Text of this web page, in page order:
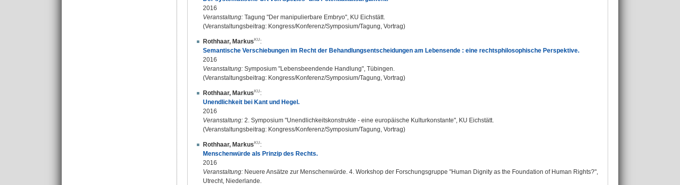
2016
Veranstaltung: Tagung "Der manipulierbare Embryo", KU Eichstätt.
(Veranstaltungsbeitrag: Kongress/Konferenz/Symposium/Tagung, Vortrag)
Rothhaar, Markus
:
Semantische Verschiebungen im Recht der Behandlungsentscheidungen am Lebensende : eine rechtsphilosophische Perspektive.
2016
Veranstaltung: Symposium "Lebensbeendende Handlung", Tübingen.
(Veranstaltungsbeitrag: Kongress/Konferenz/Symposium/Tagung, Vortrag)
Rothhaar, Markus
:
Unendlichkeit bei Kant und Hegel.
2016
Veranstaltung: 2. Symposium "Unendlichkeitskonstrukte - eine europäische Kulturkonstante", KU Eichstätt.
(Veranstaltungsbeitrag: Kongress/Konferenz/Symposium/Tagung, Vortrag)
Rothhaar, Markus
:
Menschenwürde als Prinzip des Rechts.
2016
Veranstaltung: Neuere Ansätze zur Menschenwürde. 4. Workshop der Forschungsgruppe "Human Dignity as the Foundation of Human Rights?",
Utrecht, Niederlande.